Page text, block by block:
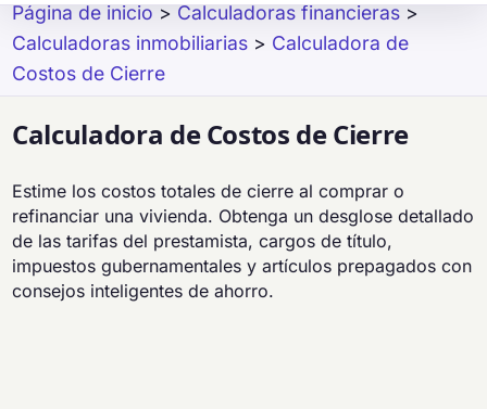
Página de inicio > Calculadoras financieras >
Calculadoras inmobiliarias > Calculadora de
Costos de Cierre
Calculadora de Costos de Cierre
Estime los costos totales de cierre al comprar o
refinanciar una vivienda. Obtenga un desglose detallado
de las tarifas del prestamista, cargos de título,
impuestos gubernamentales y artículos prepagados con
consejos inteligentes de ahorro.